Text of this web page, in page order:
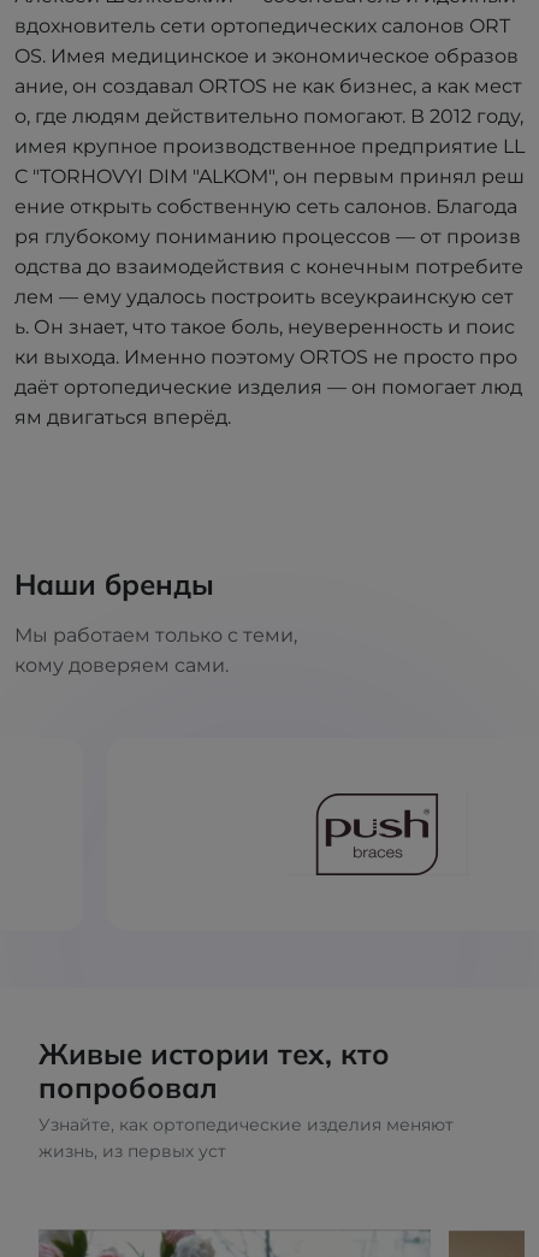
вдохновитель сети ортопедических салонов ORT
OS. Имея медицинское и экономическое образов
ание, он создавал ORTOS не как бизнес, а как мест
о, где людям действительно помогают. В 2012 году,
имея крупное производственное предприятие LL
C "TORHOVYI DIM "ALKOM", он первым принял реш
ение открыть собственную сеть салонов. Благода
ря глубокому пониманию процессов — от произв
одства до взаимодействия с конечным потребите
лем — ему удалось построить всеукраинскую сет
ь. Он знает, что такое боль, неуверенность и поис
ки выхода. Именно поэтому ORTOS не просто про
даёт ортопедические изделия — он помогает люд
ям двигаться вперёд.
Наши бренды
Мы работаем только с теми,
кому доверяем сами.
Живые истории тех, кто
попробовал
Узнайте, как ортопедические изделия меняют
жизнь, из первых уст